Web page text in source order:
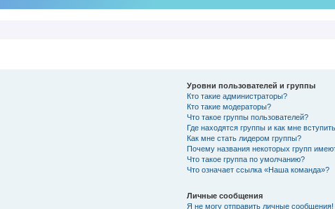
Уровни пользователей и группы
Кто такие администраторы?
Кто такие модераторы?
Что такое группы пользователей?
Где находятся группы и как мне
Как мне стать лидером группы?
Почему названия некоторых групп
Что такое группа по умолчанию?
Что означает ссылка «Наша команда»?
Личные сообщения
Я не могу отправить личные сообщения!